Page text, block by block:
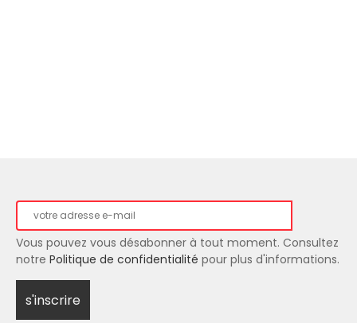
Vous pouvez vous désabonner à tout moment. Consultez
notre Politique de confidentialité pour plus d'informations.